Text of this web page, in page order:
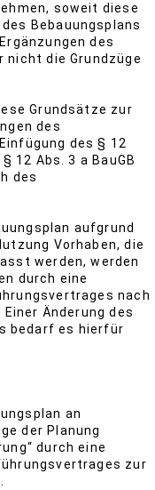
soweit diese
Bebauungsplans
des
nicht die Grundzüge
Grundsätze zur
des
des § 12
12 Abs. 3 a BauGB
des
aufgrund
Vorhaben, die
werden, werden
durch eine
nach
Änderung des
bedarf es hierfür
an
der Planung
durch eine
zur